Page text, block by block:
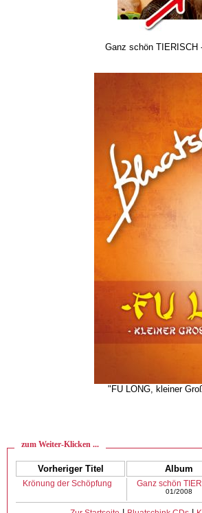
Ganz schön TIERISCH
"FU LONG, kleiner
zum Weiter-Klicken ...
Vorheriger Titel Album
Krönung der Schöpfung Ganz schön
01/2008